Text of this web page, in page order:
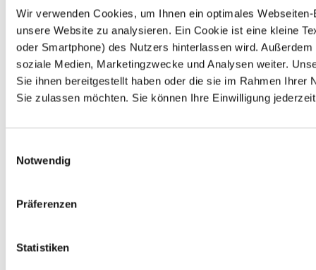
Wir verwenden Cookies, um Ihnen ein optimales
unsere Website zu analysieren. Ein Cookie ist eine kleine
oder Smartphone) des Nutzers hinterlassen wird.
soziale Medien, Marketingzwecke und Analysen weiter.
Sie ihnen bereitgestellt haben oder die sie im Rahmen
Sie zulassen möchten. Sie können Ihre Einwilligung
Notwendig
Präferenzen
Statistiken